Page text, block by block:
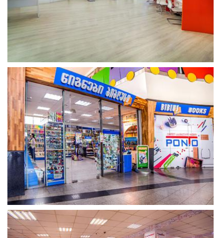
გახსნა
გახსნა